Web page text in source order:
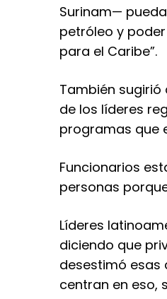
Surinam—
petróleo y
para el Caribe”.
También
de los líderes
programas que
Funcionarios
personas
Líderes
diciendo que
desestimó esas
centran en eso,